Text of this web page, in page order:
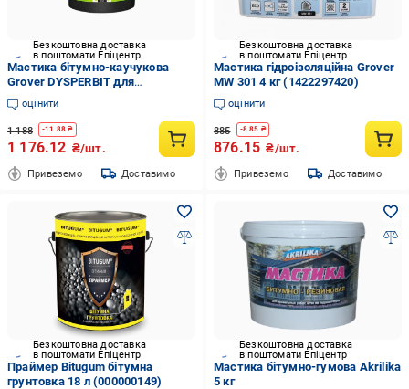
Безкоштовна доставка
в поштомати Епіцентр
Мастика бітумно-каучукова
Grover DYSPERBIT для
гідроізоляції фундаментів 10 кг
(2456254400)
оцінити
1 188 -11.88 ₴
1 176.12 ₴/шт.
Привеземо Доставимо
Безкоштовна доставка
в поштомати Епіцентр
Мастика гідроізоляційна Grover
MW 301 4 кг (1422297420)
оцінити
885 -8.85 ₴
876.15 ₴/шт.
Привеземо Доставимо
Безкоштовна доставка
в поштомати Епіцентр
Праймер Bitugum бітумна
грунтовка 18 л (000000149)
Безкоштовна доставка
в поштомати Епіцентр
Мастика бітумно-гумова Akrilika
5 кг